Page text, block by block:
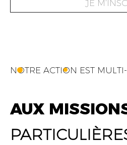
JE
NOTRE ACTION EST
AUX